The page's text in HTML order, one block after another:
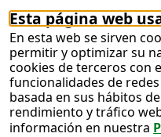
Esta página web
En esta web se sirven
permitir y optimizar su
cookies de terceros con
funcionalidades de
basada en sus hábitos
rendimiento y tráfico
información en nuestra